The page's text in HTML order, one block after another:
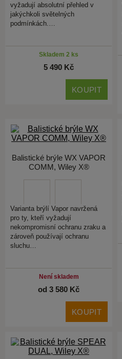
vyžadují absolutní přehled v
jakýchkoli světelných
podmínkách.…
Skladem 2 ks
5 490 Kč
KOUPIT
Balistické brýle WX VAPOR
COMM, Wiley X®
Varianta brýlí Vapor navržená
pro ty, kteří vyžadují
nekompromisní ochranu zraku a
zároveň používají ochranu
sluchu…
Není skladem
od 3 580 Kč
KOUPIT